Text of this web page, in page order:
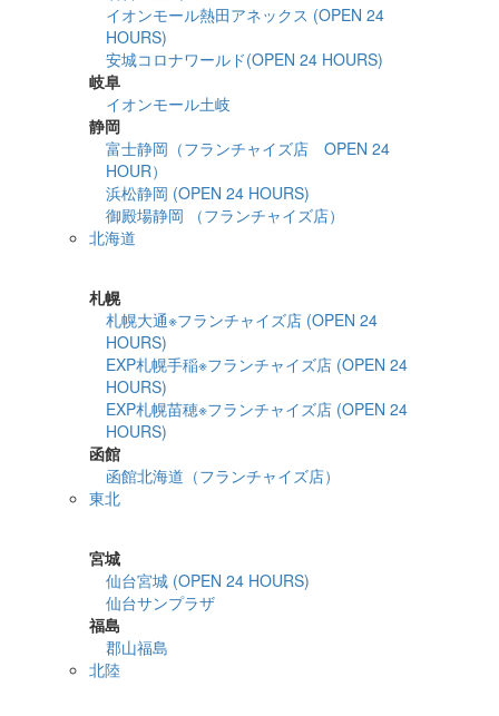
イオンモール熱田アネックス (OPEN 24
HOURS)
安城コロナワールド(OPEN 24 HOURS)
岐阜
イオンモール土岐
静岡
富士静岡（フランチャイズ店 OPEN 24
HOUR）
浜松静岡 (OPEN 24 HOURS)
御殿場静岡 （フランチャイズ店）
北海道
札幌
札幌大通※フランチャイズ店 (OPEN 24
HOURS)
EXP札幌手稲※フランチャイズ店 (OPEN 24
HOURS)
EXP札幌苗穂※フランチャイズ店 (OPEN 24
HOURS)
函館
函館北海道（フランチャイズ店）
東北
宮城
仙台宮城 (OPEN 24 HOURS)
仙台サンプラザ
福島
郡山福島
北陸